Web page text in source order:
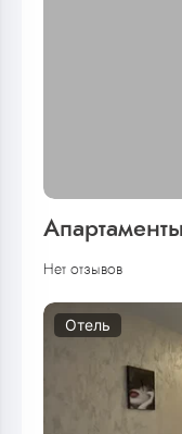
Нет отзывов
Отель